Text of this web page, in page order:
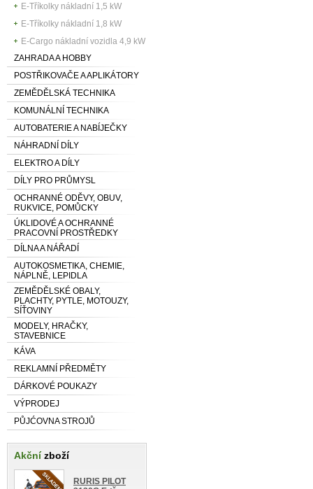
E-Tříkolky nákladní 1,5 kW
E-Tříkolky nákladní 1,8 kW
E-Cargo nákladní vozidla 4,9 kW
ZAHRADA A HOBBY
POSTŘIKOVAČE A APLIKÁTORY
ZEMĚDĚLSKÁ TECHNIKA
KOMUNÁLNÍ TECHNIKA
AUTOBATERIE A NABÍJEČKY
NÁHRADNÍ DÍLY
ELEKTRO A DÍLY
DÍLY PRO PRŮMYSL
OCHRANNÉ ODĚVY, OBUV,
RUKVICE, POMŮCKY
ÚKLIDOVÉ A OCHRANNÉ
PRACOVNÍ PROSTŘEDKY
DÍLNA A NÁŘADÍ
AUTOKOSMETIKA, CHEMIE,
NÁPLNĚ, LEPIDLA
ZEMĚDĚLSKÉ OBALY,
PLACHTY, PYTLE, MOTOUZY,
SÍŤOVINY
MODELY, HRAČKY,
STAVEBNICE
KÁVA
REKLAMNÍ PŘEDMĚTY
DÁRKOVÉ POUKAZY
VÝPRODEJ
PŮJĆOVNA STROJŮ
Akčnízboží
RURIS PILOT